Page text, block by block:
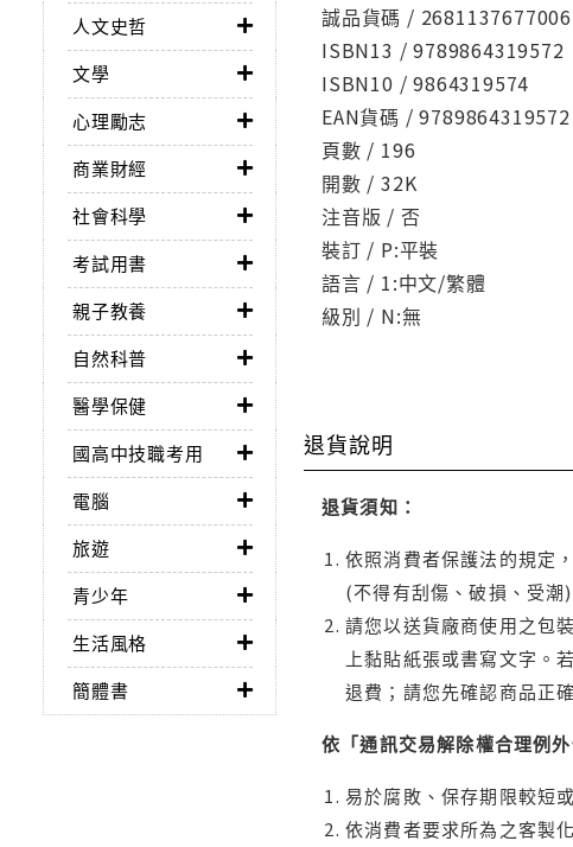
人文史哲
文學
心理勵志
商業財經
社會科學
考試用書
親子教養
自然科普
醫學保健
國高中技職考用
電腦
旅遊
青少年
生活風格
簡體書
誠品貨碼 / 2681137677006
ISBN13 / 9789864319572
ISBN10 / 9864319574
EAN貨碼 / 9789864319572
頁數 / 196
開數 / 32K
注音版 / 否
裝訂 / P:平裝
語言 / 1:中文/繁體
級別 / N:無
退貨說明
退貨須知：
依照消費者保護法的規定
(不得有刮傷、破損、受
請您以送貨廠商使用之包
上黏貼紙張或書寫文字。
退費；請您先確認商品正
依「通訊交易解除權合理例
易於腐敗、保存期限較短
依消費者要求所為之客製